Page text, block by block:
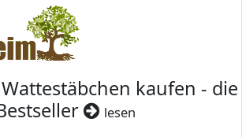
kaufen - die
lesen